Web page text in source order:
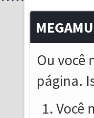
Ou você
página.
Você